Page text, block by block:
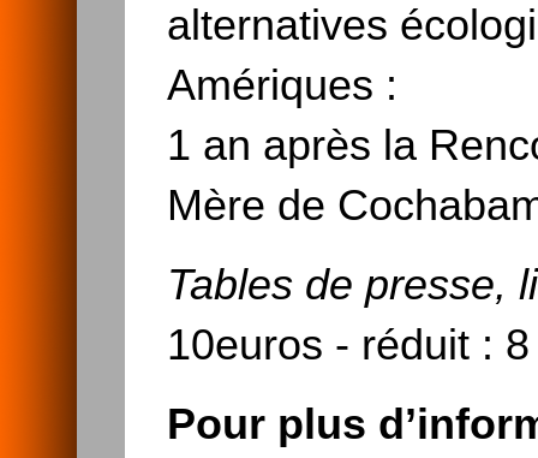
alternatives
Amériques :
1 an après la
Mère de
Tables de presse,
10euros - réduit :
Pour plus